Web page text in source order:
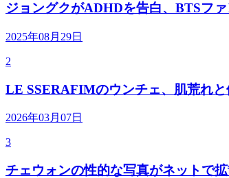
ジョングクがADHDを告白、BTSフ
2025年08月29日
2
LE SSERAFIMのウンチェ、肌荒れ
2026年03月07日
3
チェウォンの性的な写真がネットで